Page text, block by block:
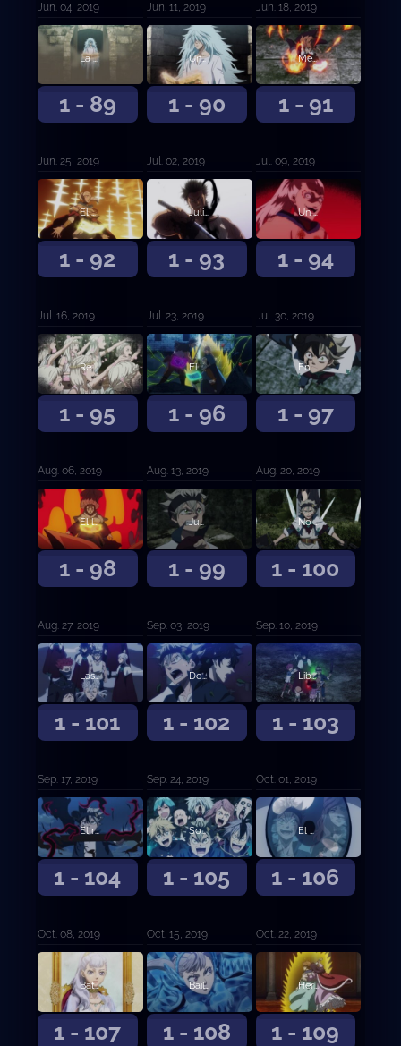
Jun. 04, 2019 Jun. 11, 2019 Jun. 18, 2019
1 - 89
La base de los Toros Negros
Jun. 25, 2019
1 - 90
Una batalla mágica demente
Jul. 02, 2019
1 - 91
Mereleona contra Rhya la Perfidia
Jul. 09, 2019
1 - 92
El Rey Mago contra el líder de Ojo de la Noche Blanca
Jul. 16, 2019
1 - 93
Julius Novachrono
Jul. 23, 2019
1 - 94
Un nuevo futuro
Jul. 30, 2019
1 - 95
Reencarnación
Aug. 06, 2019
1 - 96
El capitán de los Toros Negros contra la Rosa Carmesí
Aug. 13, 2019
1 - 97
En completa desventaja
Aug. 20, 2019
1 - 98
El león durmiente
Aug. 27, 2019
1 - 99
Jugarse la vida para vivir
Sep. 03, 2019
1 - 100
No perderé contra ti
Sep. 10, 2019
1 - 101
Las vidas de la aldea remota
Sep. 17, 2019
1 - 102
Dos milagros
Sep. 24, 2019
1 - 103
Libre del destino
Oct. 01, 2019
1 - 104
El rayo iracundo contra sus compañeros
Oct. 08, 2019
1 - 105
Sonrisas y lágrimas
Oct. 15, 2019
1 - 106
El camino de la venganza y el de la expiación
Oct. 22, 2019
1 - 107
Batalla final en el Castillo Trébol
1 - 108
Bailarina del campo de batalla
1 - 109
Hermanos de magia espacial